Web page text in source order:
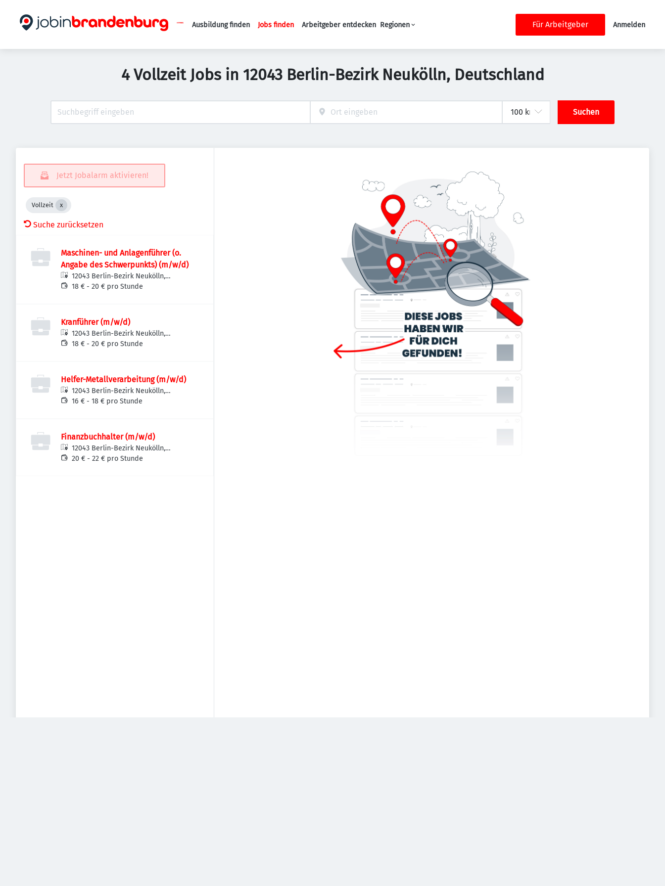
Haupt-Navigation
Ausbildung finden Jobs finden Arbeitgeber entdecken Regionen Für Arbeitgeber Anmelden
4 Vollzeit Jobs in 12043 Berlin-Bezirk Neukölln, Deutschland
Suchen
Jetzt Jobalarm aktivieren!
Vollzeit
Suche zurücksetzen
Maschinen- und Anlagenführer (o.
Angabe des Schwerpunkts) (m/w/d)
12043 Berlin-Bezirk Neukölln,
Deutschland
18 € - 20 € pro Stunde
Kranführer (m/w/d)
12043 Berlin-Bezirk Neukölln,
Deutschland
18 € - 20 € pro Stunde
Helfer-Metallverarbeitung (m/w/d)
12043 Berlin-Bezirk Neukölln,
Deutschland
16 € - 18 € pro Stunde
Finanzbuchhalter (m/w/d)
12043 Berlin-Bezirk Neukölln,
Deutschland
20 € - 22 € pro Stunde